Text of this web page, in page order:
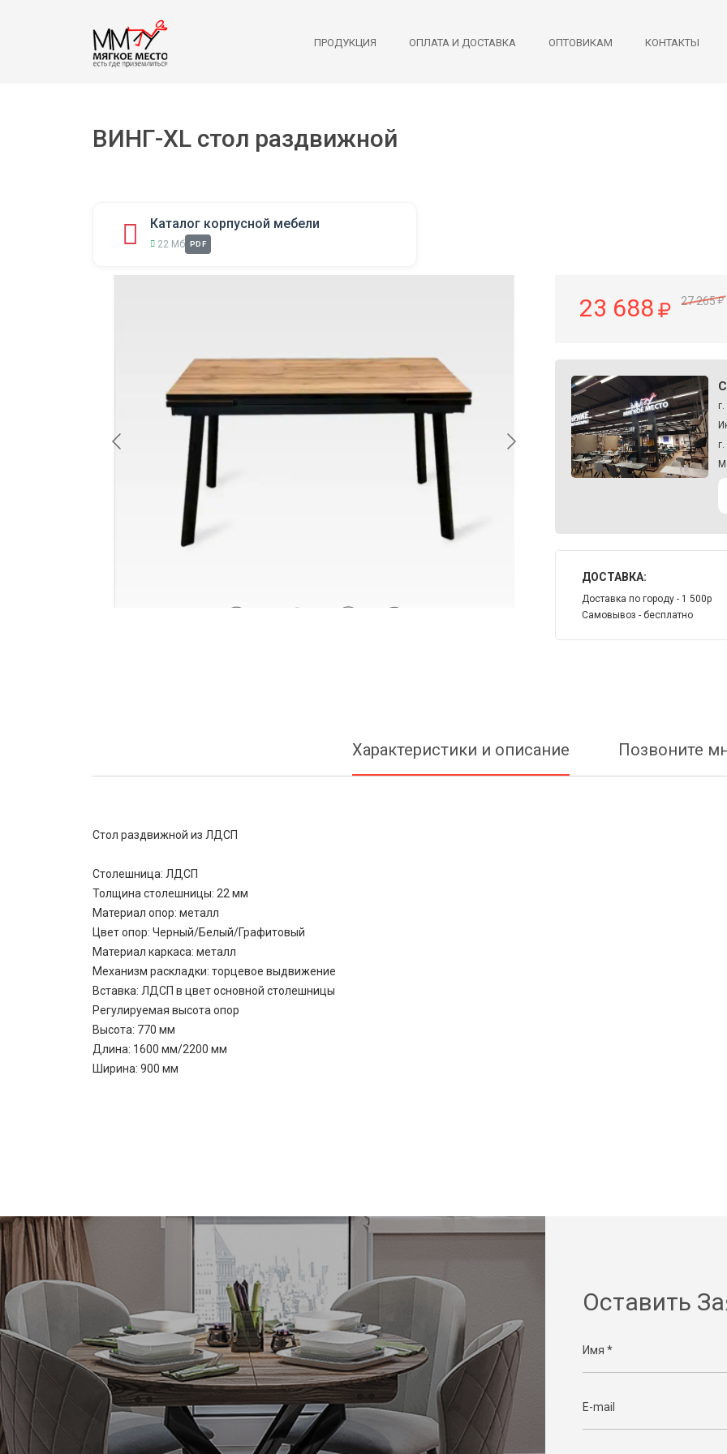
ПРОДУКЦИЯ ОПЛАТА И ДОСТАВКА ОПТОВИКАМ КОНТАКТЫ
ВИНГ-ХL стол раздвижной
Каталог корпусной мебели
22 Мб PDF
23 688 27 265
ДОСТАВКА:
Доставка по городу - 1 500р
Самовывоз - бесплатно
Характеристики и описание Позвоните
Стол раздвижной из ЛДСП
Столешница: ЛДСП
Толщина столешницы: 22 мм
Материал опор: металл
Цвет опор: Черный/Белый/Графитовый
Материал каркаса: металл
Механизм раскладки: торцевое выдвижение
Вставка: ЛДСП в цвет основной столешницы
Регулируемая высота опор
Высота: 770 мм
Длина: 1600 мм/2200 мм
Ширина: 900 мм
Оставить